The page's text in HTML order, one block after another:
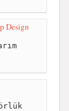
Design